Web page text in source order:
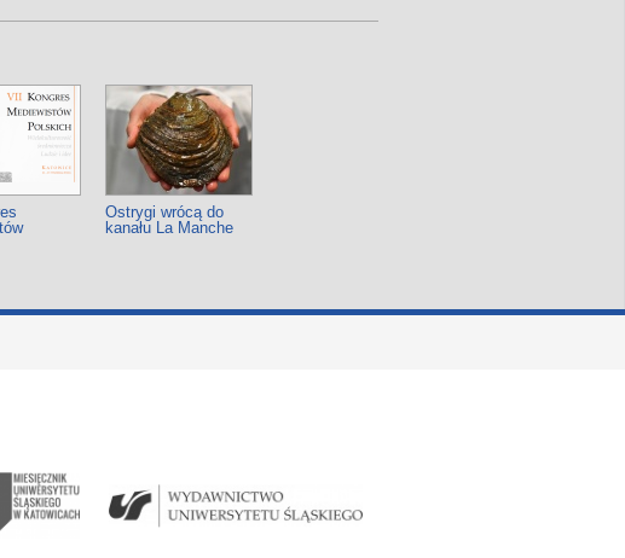
Ostrygi wrócą do
kanału La Manche